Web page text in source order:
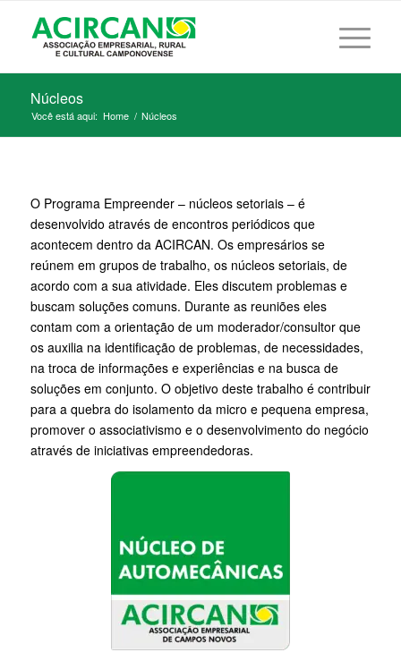
Núcleos
Você está aqui: Home / Núcleos
O Programa Empreender – núcleos setoriais – é
desenvolvido através de encontros periódicos que
acontecem dentro da ACIRCAN. Os empresários se
reúnem em grupos de trabalho, os núcleos setoriais, de
acordo com a sua atividade. Eles discutem problemas e
buscam soluções comuns. Durante as reuniões eles
contam com a orientação de um moderador/consultor que
os auxilia na identificação de problemas, de necessidades,
na troca de informações e experiências e na busca de
soluções em conjunto. O objetivo deste trabalho é contribuir
para a quebra do isolamento da micro e pequena empresa,
promover o associativismo e o desenvolvimento do negócio
através de iniciativas empreendedoras.